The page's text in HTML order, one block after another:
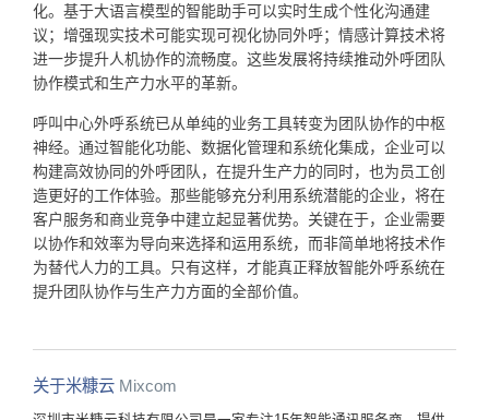
化。基于大语言模型的智能助手可以实时生成个性化沟通建
议；增强现实技术可能实现可视化协同外呼；情感计算技术将
进一步提升人机协作的流畅度。这些发展将持续推动外呼团队
协作模式和生产力水平的革新。
呼叫中心外呼系统已从单纯的业务工具转变为团队协作的中枢
神经。通过智能化功能、数据化管理和系统化集成，企业可以
构建高效协同的外呼团队，在提升生产力的同时，也为员工创
造更好的工作体验。那些能够充分利用系统潜能的企业，将在
客户服务和商业竞争中建立起显著优势。关键在于，企业需要
以协作和效率为导向来选择和运用系统，而非简单地将技术作
为替代人力的工具。只有这样，才能真正释放智能外呼系统在
提升团队协作与生产力方面的全部价值。
关于米糠云 Mixcom